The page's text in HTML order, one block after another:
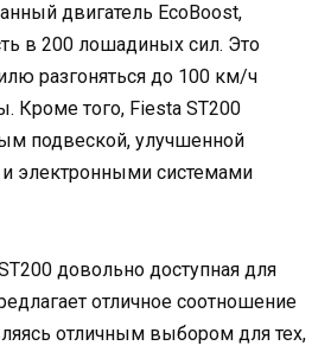
двигатель EcoBoost,
в 200 лошадиных сил. Это
разгоняться до 100 км/ч
Кроме того, Fiesta ST200
подвеской, улучшенной
электронными системами
довольно доступная для
отличное соотношение
отличным выбором для тех,